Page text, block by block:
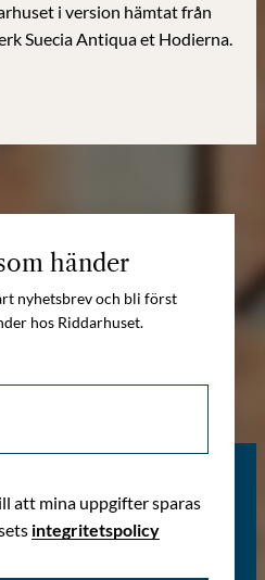
i version hämtat från
Suecia Antiqua et Hodierna.
händer
nyhetsbrev och bli först
hos Riddarhuset.
att mina uppgifter sparas
integritetspolicy